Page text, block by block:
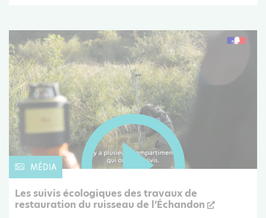
MÉDIA
Les suivis écologiques des travaux de
restauration du ruisseau de l’Échandon